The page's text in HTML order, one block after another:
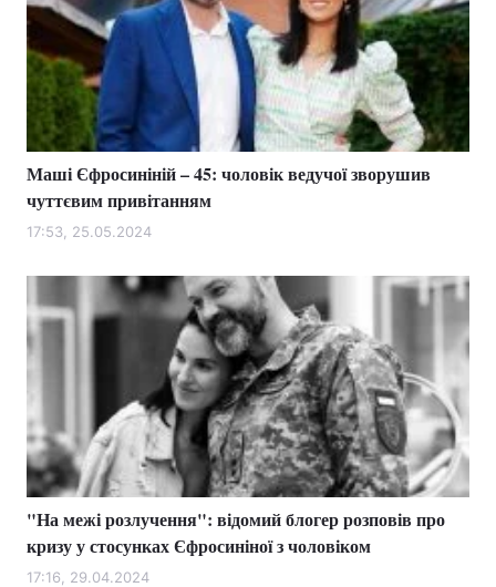
Маші Єфросиніній – 45: чоловік ведучої зворушив
чуттєвим привітанням
17:53, 25.05.2024
"На межі розлучення": відомий блогер розповів про
кризу у стосунках Єфросиніної з чоловіком
17:16, 29.04.2024